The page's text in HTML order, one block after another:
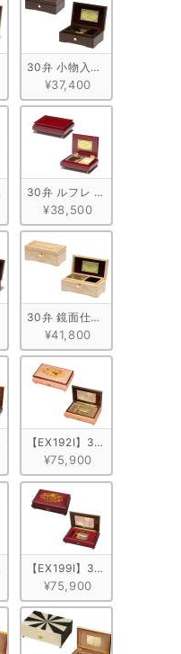
きA ウォールナット
30弁 小物入れ付きB ウォー
¥37,400
プル ホワイト
30弁 ルフレ メープル ワイン
¥38,500
ウォールナット
30弁 鏡面仕上げ メープル
¥41,800
ンショップ限定！天窓BOX
ORPHEUS 突板仕上げ　ブラウ
【EX192I】30弁 ORPHEUS
¥75,900
象嵌小物入れ付き　ピンク/花柄
ORPHEUS イタリア象嵌小物入
【EX199I】30弁 ORPHEUS
¥75,900